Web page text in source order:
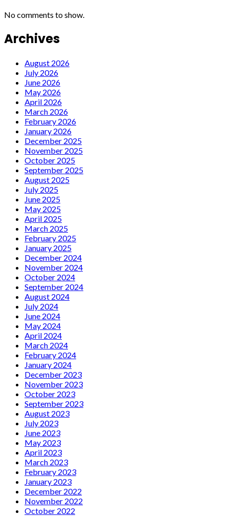
No comments to show.
Archives
August 2026
July 2026
June 2026
May 2026
April 2026
March 2026
February 2026
January 2026
December 2025
November 2025
October 2025
September 2025
August 2025
July 2025
June 2025
May 2025
April 2025
March 2025
February 2025
January 2025
December 2024
November 2024
October 2024
September 2024
August 2024
July 2024
June 2024
May 2024
April 2024
March 2024
February 2024
January 2024
December 2023
November 2023
October 2023
September 2023
August 2023
July 2023
June 2023
May 2023
April 2023
March 2023
February 2023
January 2023
December 2022
November 2022
October 2022